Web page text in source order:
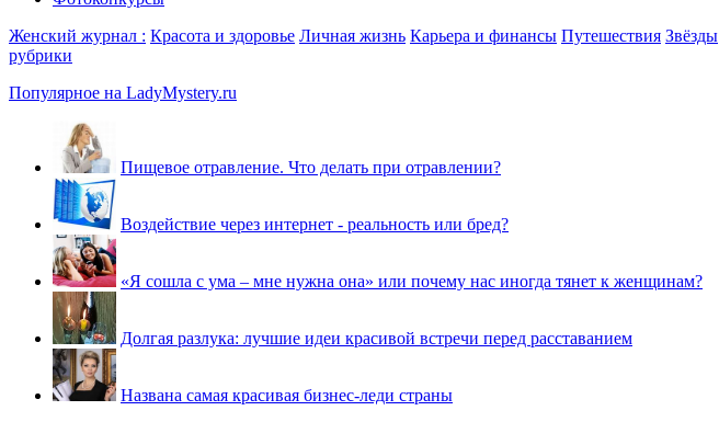
Женский журнал : Красота и здоровье Личная жизнь Карьера и финансы Путешествия Звёзды
рубрики
Популярное на LadyMystery.ru
Пищевое отравление. Что делать при отравлении?
Воздействие через интернет - реальность или бред?
«Я сошла с ума – мне нужна она» или почему нас иногда тянет к женщинам?
Долгая разлука: лучшие идеи красивой встречи перед расставанием
Названа самая красивая бизнес-леди страны